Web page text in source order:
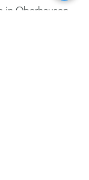
in Oberhausen